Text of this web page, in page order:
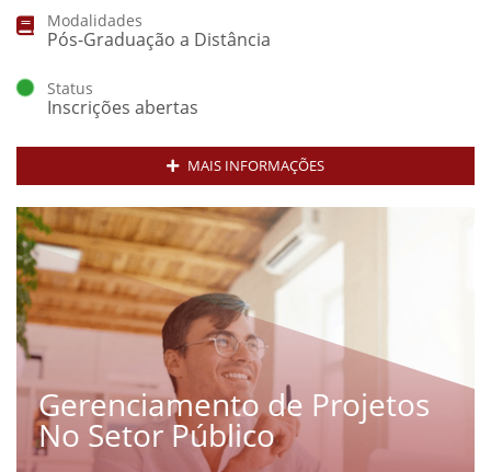
Modalidades
Pós-Graduação a Distância
Status
Inscrições abertas
MAIS INFORMAÇÕES
Gerenciamento de Projetos
No Setor Público